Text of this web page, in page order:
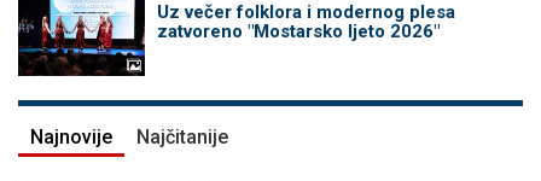
Uz večer folklora i modernog plesa
zatvoreno "Mostarsko ljeto 2026"
Najnovije Najčitanije